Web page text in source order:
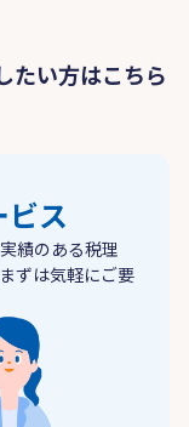
たい方はこちら
ス
績のある税理
ずは気軽にご要